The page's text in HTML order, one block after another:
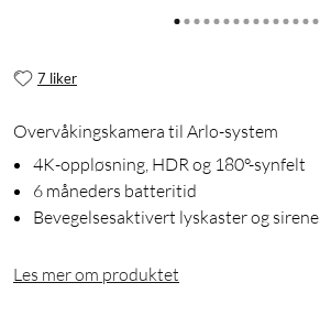
7 liker
Overvåkingskamera til Arlo-system
4K-oppløsning, HDR og 180°-synfelt
6 måneders batteritid
Bevegelsesaktivert lyskaster og sirene
Les mer om produktet